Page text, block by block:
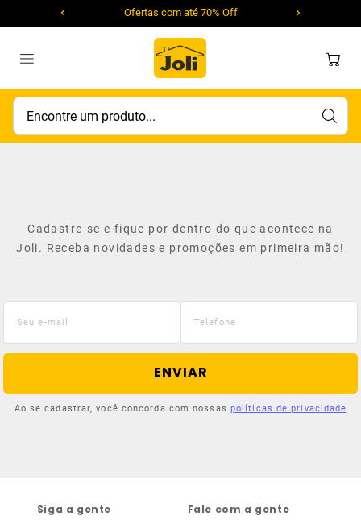
Ofertas com até 70% Off
Encontre um produto...
Cadastre-se e fique por dentro do que acontece na
Joli. Receba novidades e promoções em primeira mão!
ENVIAR
Ao se cadastrar, você concorda com nossas políticas de privacidade
Siga a gente Fale com a gente